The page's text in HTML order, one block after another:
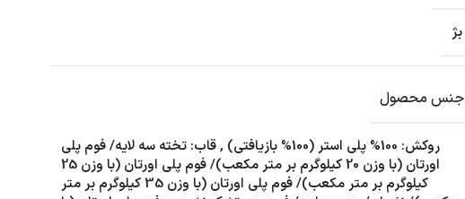
بژ
جنس محصول
روکش: 100% پلی استر (100% بازیافتی) ,قاب: تخته سه لایه/ فوم پلی
اورتان (با وزن 20 کیلوگرم بر متر مکعب)/ فوم پلی اورتان (با وزن 25
کیلوگرم بر متر مکعب)/ فوم پلی اورتان (با وزن 35 کیلوگرم بر متر